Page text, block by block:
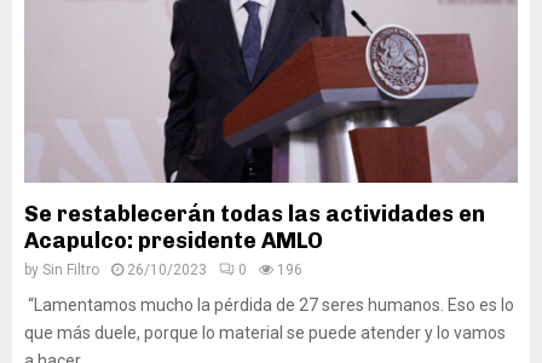
Se restablecerán todas las actividades en
Acapulco: presidente AMLO
by Sin Filtro 26/10/2023 0 196
“Lamentamos mucho la pérdida de 27 seres humanos. Eso es lo
que más duele, porque lo material se puede atender y lo vamos